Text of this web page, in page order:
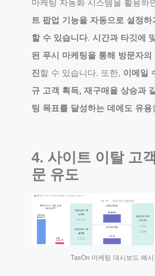
마케팅 자동화 시스템을 활용하
트 팝업 기능을 자동으로 설정하
할 수 있습니다. 시간과 타깃에
된 푸시 마케팅을 통해 방문자의
진할 수 있습니다. 또한, 이메일
규 고객 획득, 재구매율 상승과
팅 목표를 달성하는 데에도 유용
4. 사이트 이탈 고
문 유도
TasOn 마케팅 대시보드 예시